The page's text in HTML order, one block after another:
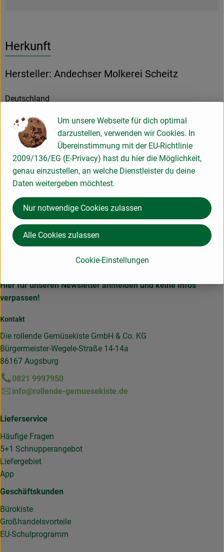
Herkunft
Hersteller: Andechser Molkerei Scheitz
Deutschland
Andechser Molkerei Scheitz GmbH
D 82346 Andechs
Kontrollnummer DE-BY-117-EG
www.andechser-natur.de
(Daten von Ecoinform)
Andechser Natur
Hier für unseren Newsletter anmelden und keine Infos
verpassen!
Kontakt
Die rollende Gemüsekiste GmbH & Co. KG
Bürgermeister-Wegele-Straße 14-14a
86167 Augsburg
0821 9997950
info@rollende-gemuesekiste.de
Lieferservice
Häufige Fragen
5+1 Schnupperangebot
Liefergebiet
App
Geschäftskunden
Bürokiste
Großhandelsvorteile
EU-Schulprogramm
Um unsere Webseite für dich optimal
darzustellen, verwenden wir Cookies. In
Übereinstimmung mit der EU-Richtlinie
2009/136/EG (E-Privacy) hast du hier die Möglichkeit,
genau einzustellen, an welche Dienstleister du deine
Daten weitergeben möchtest.
Cookie-Einstellungen
Nur notwendige Cookies zulassen
Alle Cookies zulassen